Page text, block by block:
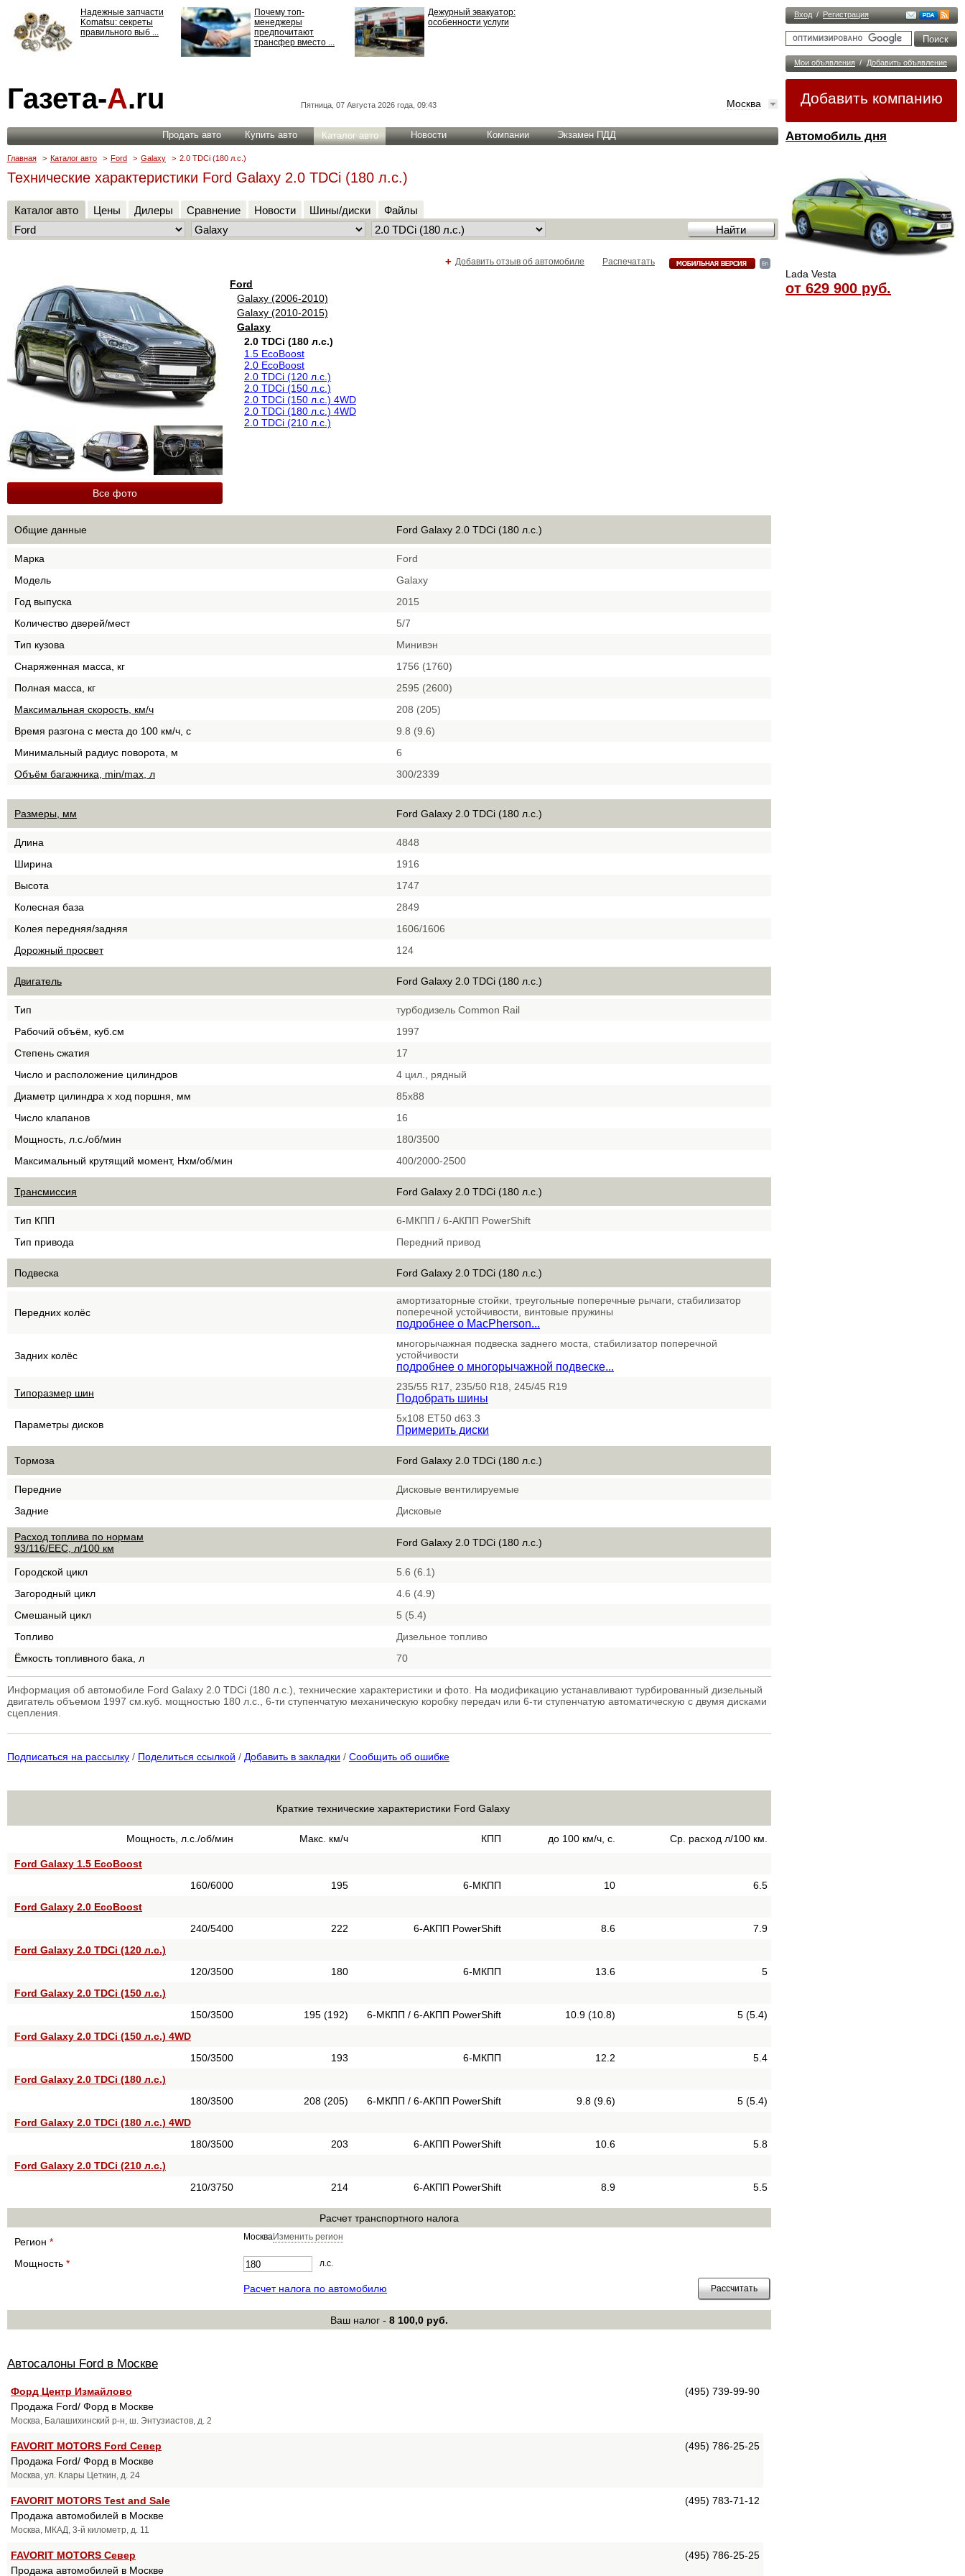
Вход / Регистрация
Мои объявления / Добавить объявление
Добавить компанию
Автомобиль дня
Lada Vesta
от 629 900 руб.
Надежные запчасти
Komatsu: секреты
правильного выб ...
Почему топ-
менеджеры
предпочитают
трансфер вместо ...
Дежурный эвакуатор:
особенности услуги
ответственности: все,
что нужно знать ...
Газета-А.ru Пятница, 07 Августа 2026 года, 09:43 Москва
Продать авто Купить авто Каталог авто Новости Компании Экзамен ПДД
Главная > Каталог авто > Ford > Galaxy > 2.0 TDCi (180 л.с.)
Технические характеристики Ford Galaxy 2.0 TDCi (180 л.с.)
Каталог авто Цены Дилеры Сравнение Новости Шины/диски Файлы
Распечатать
+ Добавить отзыв об автомобиле
Все фото
Ford
Galaxy (2006-2010)
Galaxy (2010-2015)
Galaxy
2.0 TDCi (180 л.с.)
1.5 EcoBoost
2.0 EcoBoost
2.0 TDCi (120 л.с.)
2.0 TDCi (150 л.с.)
2.0 TDCi (150 л.с.) 4WD
2.0 TDCi (180 л.с.) 4WD
2.0 TDCi (210 л.с.)
Общие данные Ford Galaxy 2.0 TDCi (180 л.с.)
Марка
Ford
Модель
Galaxy
Год выпуска
2015
Количество дверей/мест
5/7
Тип кузова
Минивэн
Снаряженная масса, кг
1756 (1760)
Полная масса, кг
2595 (2600)
Максимальная скорость, км/ч
208 (205)
Время разгона с места до 100 км/ч, с
9.8 (9.6)
Минимальный радиус поворота, м
6
Объём багажника, min/max, л
300/2339
Размеры, мм Ford Galaxy 2.0 TDCi (180 л.с.)
Длина
4848
Ширина
1916
Высота
1747
Колесная база
2849
Колея передняя/задняя
1606/1606
Дорожный просвет
124
Двигатель Ford Galaxy 2.0 TDCi (180 л.с.)
Тип
турбодизель Common Rail
Рабочий объём, куб.см
1997
Степень сжатия
17
Число и расположение цилиндров
4 цил., рядный
Диаметр цилиндра х ход поршня, мм
85x88
Число клапанов
16
Мощность, л.с./об/мин
180/3500
Максимальный крутящий момент, Нхм/об/мин
400/2000-2500
Трансмиссия Ford Galaxy 2.0 TDCi (180 л.с.)
Тип КПП
6-МКПП / 6-АКПП PowerShift
Тип привода
Передний привод
Подвеска Ford Galaxy 2.0 TDCi (180 л.с.)
Передних колёс
амортизаторные стойки, треугольные поперечные рычаги, стабилизатор
поперечной устойчивости, винтовые пружины
подробнее о MacPherson...
Задних колёс
многорычажная подвеска заднего моста, стабилизатор поперечной
устойчивости
подробнее о многорычажной подвеске...
Типоразмер шин
235/55 R17, 235/50 R18, 245/45 R19
Подобрать шины
Параметры дисков
5x108 ET50 d63.3
Примерить диски
Тормоза Ford Galaxy 2.0 TDCi (180 л.с.)
Передние
Дисковые вентилируемые
Задние
Дисковые
Расход топлива по нормам
93/116/EEC, л/100 км
Ford Galaxy 2.0 TDCi (180 л.с.)
Городской цикл
5.6 (6.1)
Загородный цикл
4.6 (4.9)
Смешаный цикл
5 (5.4)
Топливо
Дизельное топливо
Ёмкость топливного бака, л
70
Информация об автомобиле Ford Galaxy 2.0 TDCi (180 л.с.), технические характеристики и фото. На модификацию устанавливают турбированный дизельный
двигатель объемом 1997 см.куб. мощностью 180 л.с., 6-ти ступенчатую механическую коробку передач или 6-ти ступенчатую автоматическую с двумя дисками
сцепления.
Подписаться на рассылку / Поделиться ссылкой / Добавить в закладки / Сообщить об ошибке
Краткие технические характеристики Ford Galaxy
Мощность, л.с./об/мин Макс. км/ч КПП до 100 км/ч, с. Ср. расход л/100 км.
Ford Galaxy 1.5 EcoBoost
160/6000
195 6-МКПП 10
6.5
Ford Galaxy 2.0 EcoBoost
240/5400
222 6-АКПП PowerShift 8.6
7.9
Ford Galaxy 2.0 TDCi (120 л.с.)
120/3500
180 6-МКПП 13.6
5
Ford Galaxy 2.0 TDCi (150 л.с.)
150/3500
195 (192) 6-МКПП / 6-АКПП PowerShift 10.9 (10.8)
5 (5.4)
Ford Galaxy 2.0 TDCi (150 л.с.) 4WD
150/3500
193 6-МКПП 12.2
5.4
Ford Galaxy 2.0 TDCi (180 л.с.)
180/3500
208 (205) 6-МКПП / 6-АКПП PowerShift 9.8 (9.6)
5 (5.4)
Ford Galaxy 2.0 TDCi (180 л.с.) 4WD
180/3500
203 6-АКПП PowerShift 10.6
5.8
Ford Galaxy 2.0 TDCi (210 л.с.)
210/3750
214 6-АКПП PowerShift 8.9 5.5
Расчет транспортного налога
Регион * МоскваИзменить регион
Мощность * л.с.
Расчет налога по автомобилю
Ваш налог - 8 100,0 руб.
Автосалоны Ford в Москве
Форд Центр Измайлово
(495) 739-99-90
Продажа Ford/ Форд в Москве
Москва, Балашихинский р-н, ш. Энтузиастов, д. 2
FAVORIT MOTORS Ford Север
(495) 786-25-25
Продажа Ford/ Форд в Москве
Москва, ул. Клары Цеткин, д. 24
FAVORIT MOTORS Test and Sale
(495) 783-71-12
Продажа автомобилей в Москве
Москва, МКАД, 3-й километр, д. 11
FAVORIT MOTORS Север
(495) 786-25-25
Продажа автомобилей в Москве